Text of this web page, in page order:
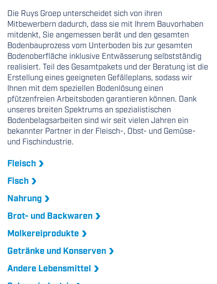
Die Ruys Groep unterscheidet sich von ihren
Mitbewerbern dadurch, dass sie mit Ihrem Bauvorhaben
mitdenkt, Sie angemessen berät und den gesamten
Bodenbauprozess vom Unterboden bis zur gesamten
Bodenoberfläche inklusive Entwässerung selbstständig
realisiert. Teil des Gesamtpakets und der Beratung ist die
Erstellung eines geeigneten Gefälleplans, sodass wir
Ihnen mit dem speziellen Bodenlösung einen
pfützenfreien Arbeitsboden garantieren können. Dank
unseres breiten Spektrums an spezialistischen
Bodenbelagsarbeiten sind wir seit vielen Jahren ein
bekannter Partner in der Fleisch-, Obst- und Gemüse-
und Fischindustrie.
Fleisch
Fisch
Nahrung
Brot- und Backwaren
Molkereiprodukte
Getränke und Konserven
Andere Lebensmittel